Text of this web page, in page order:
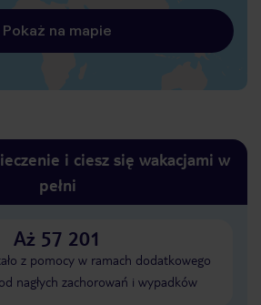
Pokaż na mapie
i ciesz się wakacjami w
pełni
Aż 57 201
z pomocy w ramach dodatkowego
nagłych zachorowań i wypadków